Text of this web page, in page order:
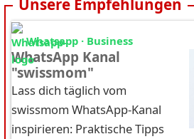
Unsere Empfehlungen
Whatsapp · Business
WhatsApp Kanal
"swissmom"
Lass dich täglich vom
swissmom WhatsApp-Kanal
inspirieren: Praktische Tipps